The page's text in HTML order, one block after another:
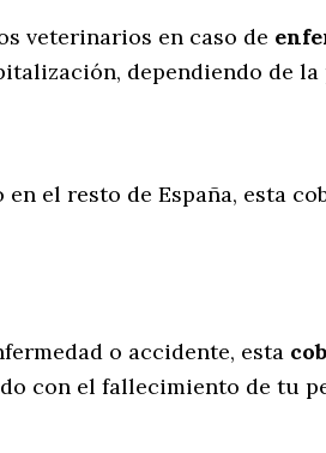
veterinarios en caso de
dependiendo de la
el resto de España, esta
o accidente, esta
con el fallecimiento de tu